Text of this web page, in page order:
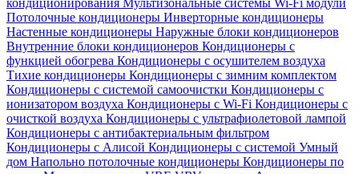
кондиционирования Мультизональные системы Wi-Fi модули
Потолочные кондиционеры Инверторные кондиционеры
Настенные кондиционеры Наружные блоки кондиционеров
Внутренние блоки кондиционеров Кондиционеры с
функцией обогрева Кондиционеры с осушителем воздуха
Тихие кондиционеры Кондиционеры с зимним комплектом
Кондиционеры с системой самоочистки Кондиционеры с
ионизатором воздуха Кондиционеры с Wi-Fi Кондиционеры с
очисткой воздуха Кондиционеры с ультрафиолетовой лампой
Кондиционеры с антибактериальным фильтром
Кондиционеры с Алисой Кондиционеры с системой Умный
дом Напольно потолочные кондиционеры Кондиционеры по